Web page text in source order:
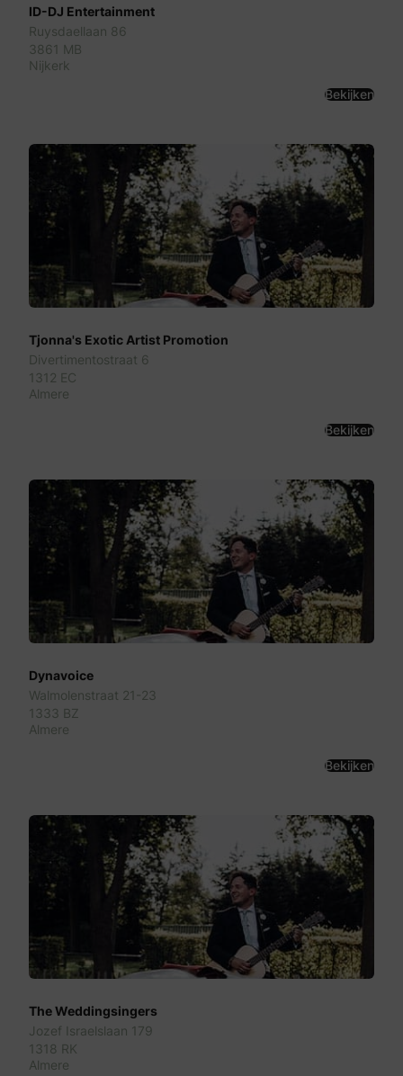
ID-DJ Entertainment
Ruysdaellaan 86
3861 MB
Nijkerk
Bekijken
Tjonna's Exotic Artist Promotion
Divertimentostraat 6
1312 EC
Almere
Bekijken
Dynavoice
Walmolenstraat 21-23
1333 BZ
Almere
Bekijken
The Weddingsingers
Jozef Israelslaan 179
1318 RK
Almere